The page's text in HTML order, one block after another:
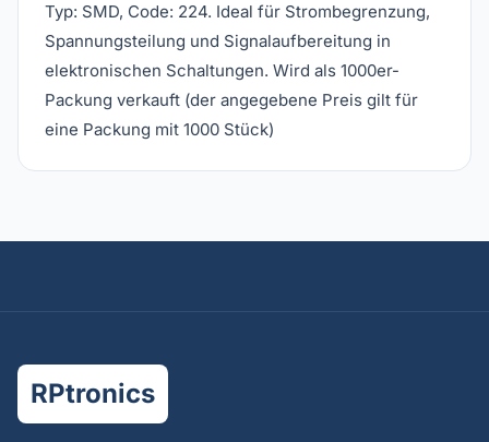
Typ: SMD, Code: 224. Ideal für Strombegrenzung,
Spannungsteilung und Signalaufbereitung in
elektronischen Schaltungen. Wird als 1000er-
Packung verkauft (der angegebene Preis gilt für
eine Packung mit 1000 Stück)
RPtronics